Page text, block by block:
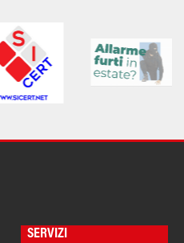
SERVIZI